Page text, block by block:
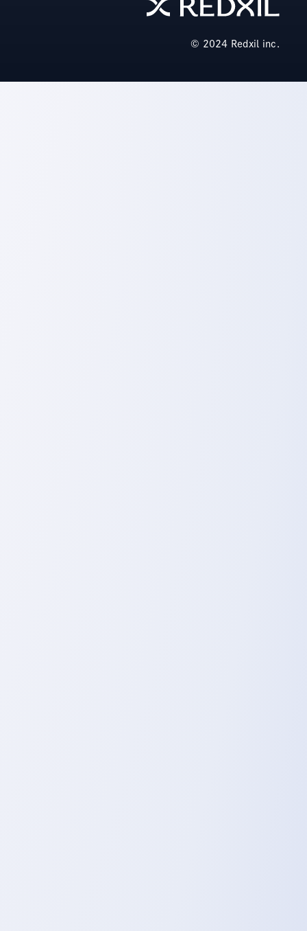
© 2024 Redxil inc.️